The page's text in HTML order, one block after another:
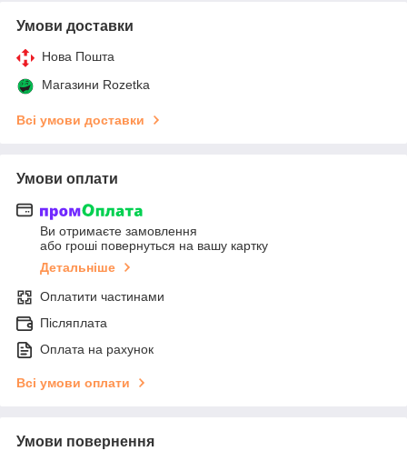
Умови доставки
Нова Пошта
Магазини Rozetka
Всі умови доставки
Умови оплати
Ви отримаєте замовлення
або гроші повернуться на вашу картку
Детальніше
Оплатити частинами
Післяплата
Оплата на рахунок
Всі умови оплати
Умови повернення